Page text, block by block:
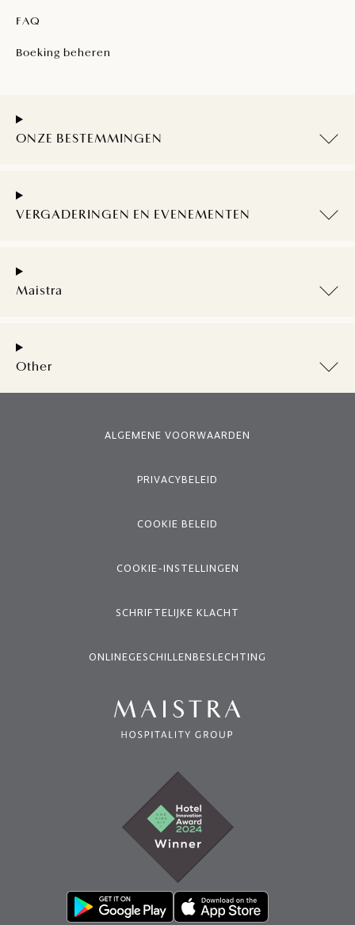
FAQ
Boeking beheren
ONZE BESTEMMINGEN
VERGADERINGEN EN EVENEMENTEN
Maistra
Other
ALGEMENE VOORWAARDEN
PRIVACYBELEID
COOKIE BELEID
COOKIE-INSTELLINGEN
SCHRIFTELIJKE KLACHT
ONLINEGESCHILLENBESLECHTING